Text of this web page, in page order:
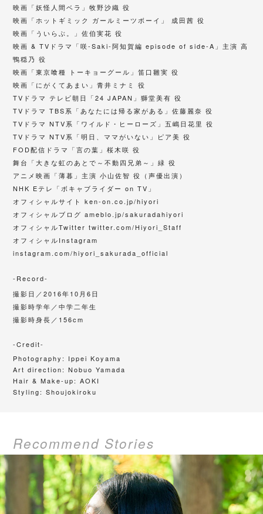
映画「妖怪人間ベラ」牧野沙織 役
映画「ホットギミック ガールミーツボーイ」 成田茜 役
映画「ういらぶ。」佐伯実花 役
映画 & TVドラマ「咲-Saki-阿知賀編 episode of side-A」主演 高
鴨穏乃 役
映画「東京喰種 トーキョーグール」笛口雛実 役
映画「にがくてあまい」青井ミナミ 役
TVドラマ テレビ朝日「24 JAPAN」獅堂美有 役
TVドラマ TBS系「あなたには帰る家がある」佐藤麗奈 役
TVドラマ NTV系「ワイルド・ヒーローズ」五嶋日花里 役
TVドラマ NTV系「明日、ママがいない」ピア美 役
FOD配信ドラマ「言の葉」桜木咲 役
舞台「大きな虹のあとで～不動四兄弟～」緑 役
アニメ映画「薄暮」主演 小山佐智 役（声優出演）
NHK Eテレ「ボキャブライダー on TV」
オフィシャルサイトken-on.co.jp/hiyori
オフィシャルブログameblo.jp/sakuradahiyori
オフィシャルTwittertwitter.com/Hiyori_Staff
オフィシャルInstagram
instagram.com/hiyori_sakurada_official
-Record-
撮影日／2016年10月6日
撮影時学年／中学二年生
撮影時身長／156cm
-Credit-
Photography: Ippei Koyama
Art direction:Nobuo Yamada
Hair & Make-up:AOKI
Styling: Shoujokiroku
Recommend Stories